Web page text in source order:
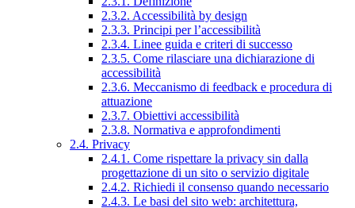
2.3.2. Accessibilità by design
2.3.3. Principi per l’accessibilità
2.3.4. Linee guida e criteri di successo
2.3.5. Come rilasciare una dichiarazione di
accessibilità
2.3.6. Meccanismo di feedback e procedura di
attuazione
2.3.7. Obiettivi accessibilità
2.3.8. Normativa e approfondimenti
2.4. Privacy
2.4.1. Come rispettare la privacy sin dalla
progettazione di un sito o servizio digitale
2.4.2. Richiedi il consenso quando necessario
2.4.3. Le basi del sito web: architettura,